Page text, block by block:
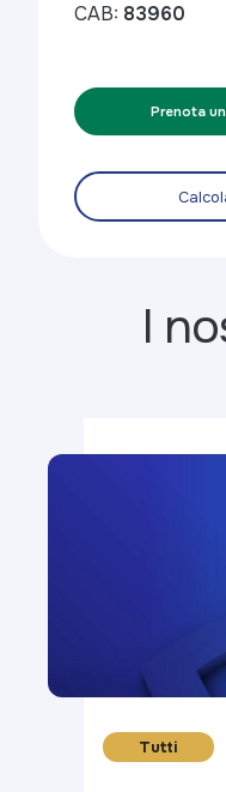
CAB: 83960
Prenota
I
Tutti